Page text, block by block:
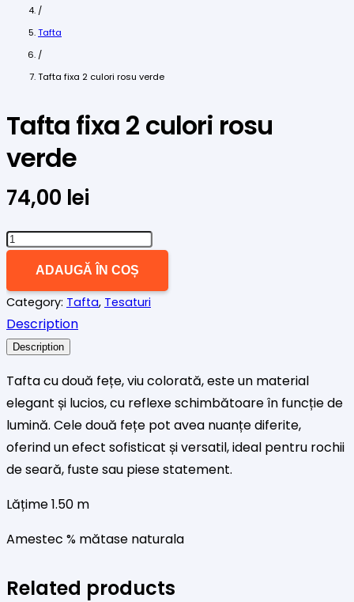
/
Tafta
/
Tafta fixa 2 culori rosu verde
Tafta fixa 2 culori rosu
verde
74,00 lei
Cantitate
2
culori
rosu
ADAUGĂ ÎN COȘ
Category: Tafta, Tesaturi
Description
Description
Tafta cu două fețe, viu colorată, este un material
elegant și lucios, cu reflexe schimbătoare în funcție de
lumină. Cele două fețe pot avea nuanțe diferite,
oferind un efect sofisticat și versatil, ideal pentru rochii
de seară, fuste sau piese statement.
Lățime 1.50 m
Amestec % mătase naturala
Related products